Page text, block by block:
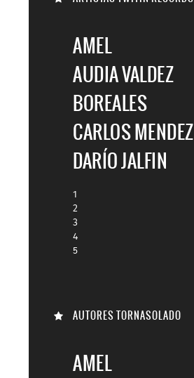

AMEL
AUDIA VALDEZ
BOREALES
CARLOS MENDEZ
DARÍO JALFIN
1
2
3
4
5
AUTORES TORNASOLADO
AMEL